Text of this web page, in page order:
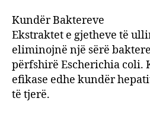
Kundër Baktereve
Ekstraktet e gjetheve të
eliminojnë një sërë
përfshirë Escherichia coli.
efikase edhe kundër
të tjerë.